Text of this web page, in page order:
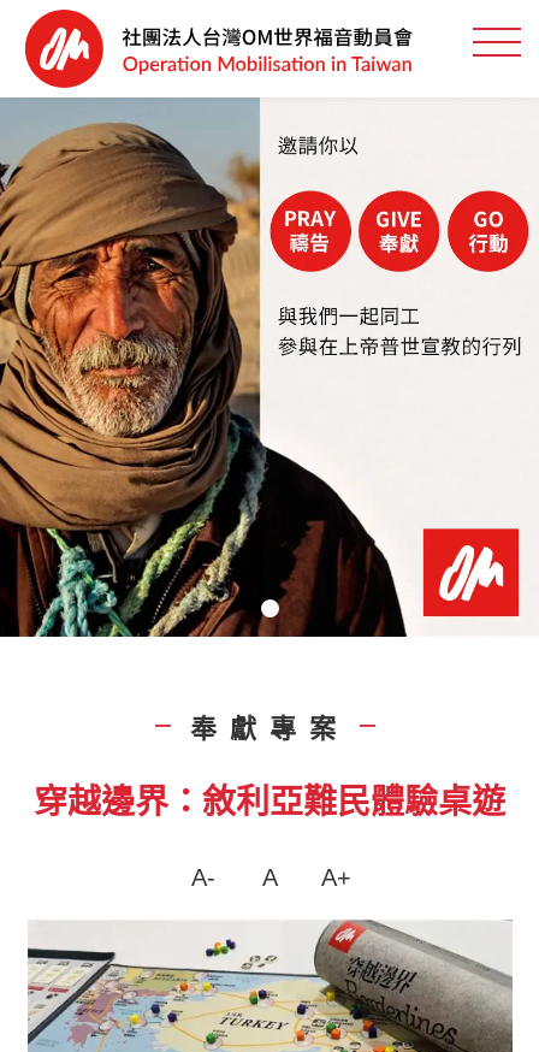
| 奉獻專案 |
穿越邊界：敘利亞難民體驗桌遊
A- A A+